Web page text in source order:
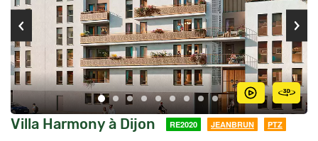
Villa Harmony à Dijon RE2020 JEANBRUN PTZ